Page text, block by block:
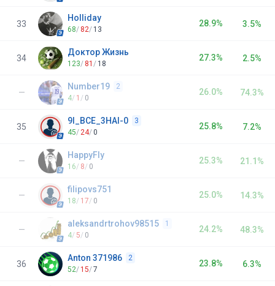
33
Holliday
28.9%
68/ 82/ 13
3.5%
34
Доктор Жизнь
27.3%
123/ 81 / 18
2.5%
—
Number19 2
26.0%
4/ 1 / 0
74.3%
35
9I_BCE_3HAI-0 3
25.8%
45/ 24/0
7.2%
—
HappyFly
25.3%
16/ 8/ 0
21.1%
—
filipovs751
25.0%
18/ 17/ 0
14.3%
—
aleksandrtrohov98515 1
24.2%
4/ 5/ 0
48.3%
36
Anton 371986 2
23.8%
52/ 15/7
6.3%